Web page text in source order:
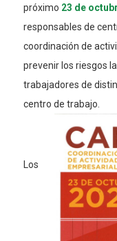
próximo 23 de
responsables de
coordinación de
prevenir los riesgos
trabajadores de
centro de trabajo.
Los